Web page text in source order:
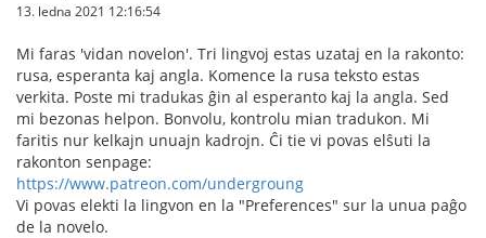
13. ledna 2021 12:16:54
Mi faras 'vidan novelon'. Tri lingvoj estas uzataj en la rakonto:
rusa, esperanta kaj angla. Komence la rusa teksto estas
verkita. Poste mi tradukas ĝin al esperanto kaj la angla. Sed
mi bezonas helpon. Bonvolu, kontrolu mian tradukon. Mi
faritis nur kelkajn unuajn kadrojn. Ĉi tie vi povas elŝuti la
rakonton senpage:
https://www.patreon.com/undergroung
Vi povas elekti la lingvon en la "Preferences" sur la unua paĝo
de la novelo.